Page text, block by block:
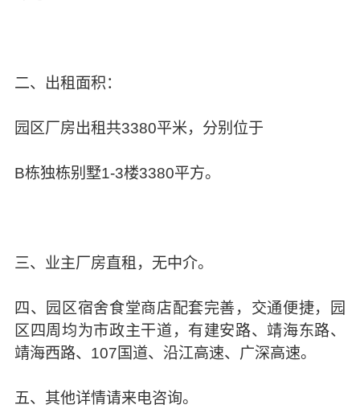
二、出租面积：
园区厂房出租共3380平米，分别位于
B栋独栋别墅1-3楼3380平方。
三、业主厂房直租，无中介。
四、园区宿舍食堂商店配套完善，交通便捷，园
区四周均为市政主干道，有建安路、靖海东路、
靖海西路、107国道、沿江高速、广深高速。
五、其他详情请来电咨询。